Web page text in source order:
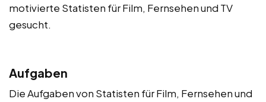
motivierte Statisten für Film, Fernsehen und TV
gesucht.
Aufgaben
Die Aufgaben von Statisten für Film, Fernsehen und